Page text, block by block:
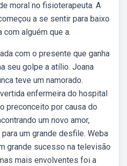
moral no fisioterapeuta. A
a se sentir para baixo
alguém que a.
com o presente que ganha
seu golpe a atílio. Joana
teve um namorado.
enfermeira do hospital
preconceito por causa do
um novo amor,
um grande desfile. Weba
grande sucesso na televisão
mais envolventes foi a